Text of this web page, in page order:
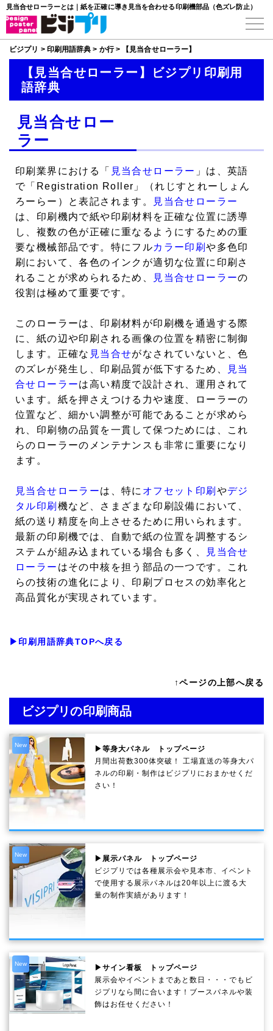
見当合せローラーとは｜紙を正確に導き見当を合わせる印刷機部品（色ズレ防止）
ビジプリ > 印刷用語辞典 > か行> 【見当合せローラー】
【見当合せローラー】ビジプリ印刷用
語辞典
見当合せロー
ラー
印刷業界における「 見当合せローラー 」は、英語
で「Registration Roller」（れじすとれーしょん
ろーらー）と表記されます。
見当合せローラー
は、印刷機内で紙や印刷材料を正確な位置に誘導
し、複数の色が正確に重なるようにするための重
要な機械部品です。特にフルカラー印刷や多色印
刷において、各色のインクが適切な位置に印刷さ
れることが求められるため、
見当合せローラーの
役割は極めて重要です。
このローラーは、印刷材料が印刷機を通過する際
に、紙の辺や印刷される画像の位置を精密に制御
します。正確な 見当合せがなされていないと、色
のズレが発生し、印刷品質が低下するため、
見当
合せローラーは高い精度で設計され、運用されて
います。紙を押さえつける力や速度、ローラーの
位置など、細かい調整が可能であることが求めら
れ、印刷物の品質を一貫して保つためには、これ
らのローラーのメンテナンスも非常に重要になり
ます。
見当合せローラーは、特に オフセット印刷 やデジ
タル印刷 機など、さまざまな印刷設備において、
紙の送り精度を向上させるために用いられます。
最新の印刷機では、自動で紙の位置を調整するシ
ステムが組み込まれている場合も多く、
見当合せ
ローラー はその中核を担う部品の一つです。これ
らの技術の進化により、印刷プロセスの効率化と
高品質化が実現されています。
▶印刷用語辞典TOPへ戻る
↑ページの上部へ戻る
ビジプリの印刷商品
New
▶等身大パネル トップページ
月間出荷数300体突破！ 工場直送の等身大パ
ネルの印刷・制作は ビジプリ におまかせくだ
さい！
New
▶展示パネル トップページ
ビジプリでは各種展示会や見本市、イベント
で使用する展示パネルは20年以上に渡る大
量の制作実績があります！
New
▶サイン看板 トップページ
展示会やイベントまであと数日・・・でもビ
ジプリなら間に合います！ブースパネルや装
飾はお任せください！